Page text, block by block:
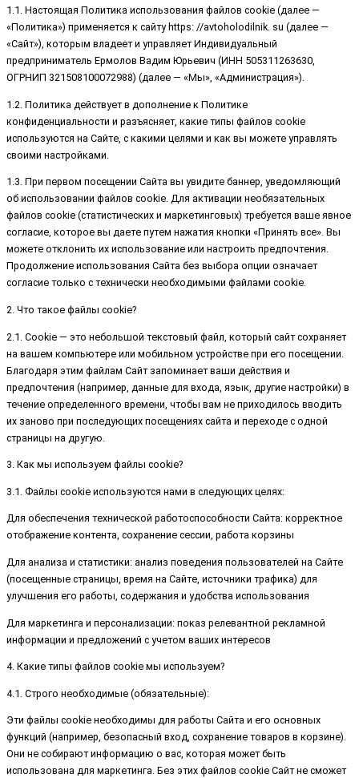
1.1. Настоящая Политика использования файлов cookie (далее —
«Политика») применяется к сайту https: //avtoholodilnik. su (далее —
«Сайт»), которым владеет и управляет Индивидуальный
предприниматель Ермолов Вадим Юрьевич (ИНН 505311263630,
ОГРНИП 321508100072988) (далее — «Мы», «Администрация»).
1.2. Политика действует в дополнение к Политике
конфиденциальности и разъясняет, какие типы файлов cookie
используются на Сайте, с какими целями и как вы можете управлять
своими настройками.
1.3. При первом посещении Сайта вы увидите баннер, уведомляющий
об использовании файлов cookie. Для активации необязательных
файлов cookie (статистических и маркетинговых) требуется ваше явное
согласие, которое вы даете путем нажатия кнопки «Принять все». Вы
можете отклонить их использование или настроить предпочтения.
Продолжение использования Сайта без выбора опции означает
согласие только с технически необходимыми файлами cookie.
2. Что такое файлы cookie?
2.1. Cookie — это небольшой текстовый файл, который сайт сохраняет
на вашем компьютере или мобильном устройстве при его посещении.
Благодаря этим файлам Сайт запоминает ваши действия и
предпочтения (например, данные для входа, язык, другие настройки) в
течение определенного времени, чтобы вам не приходилось вводить
их заново при последующих посещениях сайта и переходе с одной
страницы на другую.
3. Как мы используем файлы cookie?
3.1. Файлы cookie используются нами в следующих целях:
Для обеспечения технической работоспособности Сайта: корректное
отображение контента, сохранение сессии, работа корзины
Для анализа и статистики: анализ поведения пользователей на Сайте
(посещенные страницы, время на Сайте, источники трафика) для
улучшения его работы, содержания и удобства использования
Для маркетинга и персонализации: показ релевантной рекламной
информации и предложений с учетом ваших интересов
4. Какие типы файлов cookie мы используем?
4.1. Строго необходимые (обязательные):
Эти файлы cookie необходимы для работы Сайта и его основных
функций (например, безопасный вход, сохранение товаров в корзине).
Они не собирают информацию о вас, которая может быть
использована для маркетинга. Без этих файлов cookie Сайт не сможет